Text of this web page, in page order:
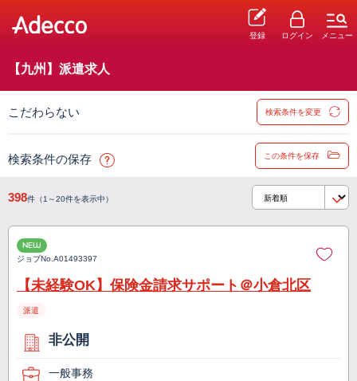
登録 ログイン メニュー
【九州】派遣求人
こだわらない 検索条件を変更
検索条件の保存 この条件を保存
398件（1～20件を表示中）
NEW
ジョブNo.A01493397
【未経験OK】保険金請求サポート＠小倉北区
派遣
非公開
一般事務